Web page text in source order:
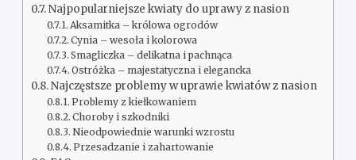
Najpopularniejsze kwiaty do uprawy z nasion
Aksamitka – królowa ogrodów
Cynia – wesoła i kolorowa
Smagliczka – delikatna i pachnąca
Ostróżka – majestatyczna i elegancka
Najczęstsze problemy w uprawie kwiatów z nasion
Problemy z kiełkowaniem
Choroby i szkodniki
Nieodpowiednie warunki wzrostu
Przesadzanie i zahartowanie